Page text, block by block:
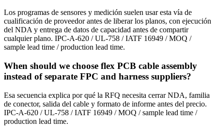
Los programas de sensores y medición suelen usar esta vía de
cualificación de proveedor antes de liberar los planos, con ejecución
del NDA y entrega de datos de capacidad antes de compartir
cualquier plano. IPC-A-620 / UL-758 / IATF 16949 / MOQ /
sample lead time / production lead time.
When should we choose flex PCB cable assembly
instead of separate FPC and harness suppliers?
Esa secuencia explica por qué la RFQ necesita cerrar NDA, familia
de conector, salida del cable y formato de informe antes del precio.
IPC-A-620 / UL-758 / IATF 16949 / MOQ / sample lead time /
production lead time.